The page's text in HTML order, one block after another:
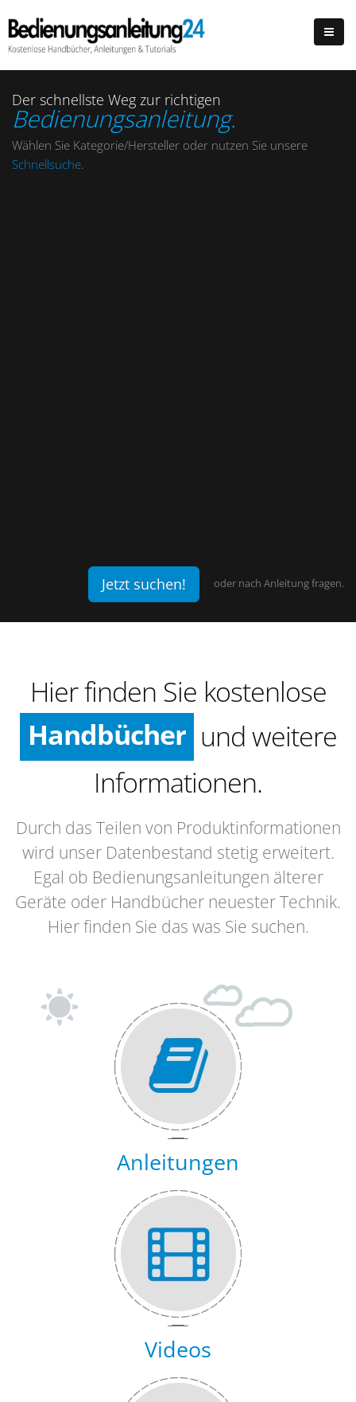
Der schnellste Weg zur richtigen
Bedienungsanleitung.
Wählen Sie Kategorie/Hersteller oder nutzen Sie unsere
Schnellsuche.
Jetzt suchen! oder nach Anleitung fragen.
Hier finden Sie kostenlose
Anleitungen
Handbücher
Tutorials
Anleitungen
und weitere
Informationen.
Durch das Teilen von Produktinformationen
wird unser Datenbestand stetig erweitert.
Egal ob Bedienungsanleitungen älterer
Geräte oder Handbücher neuester Technik.
Hier finden Sie das was Sie suchen.
Anleitungen
Videos